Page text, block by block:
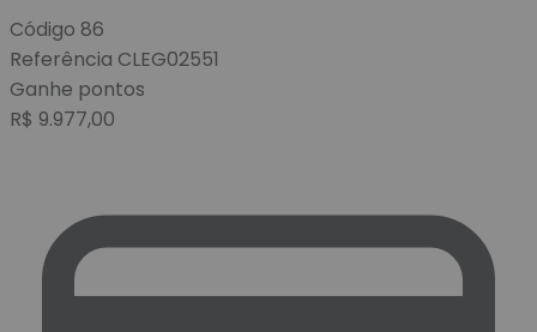
Código 86
Referência CLEG02551
Ganhe pontos
R$ 9.977,00